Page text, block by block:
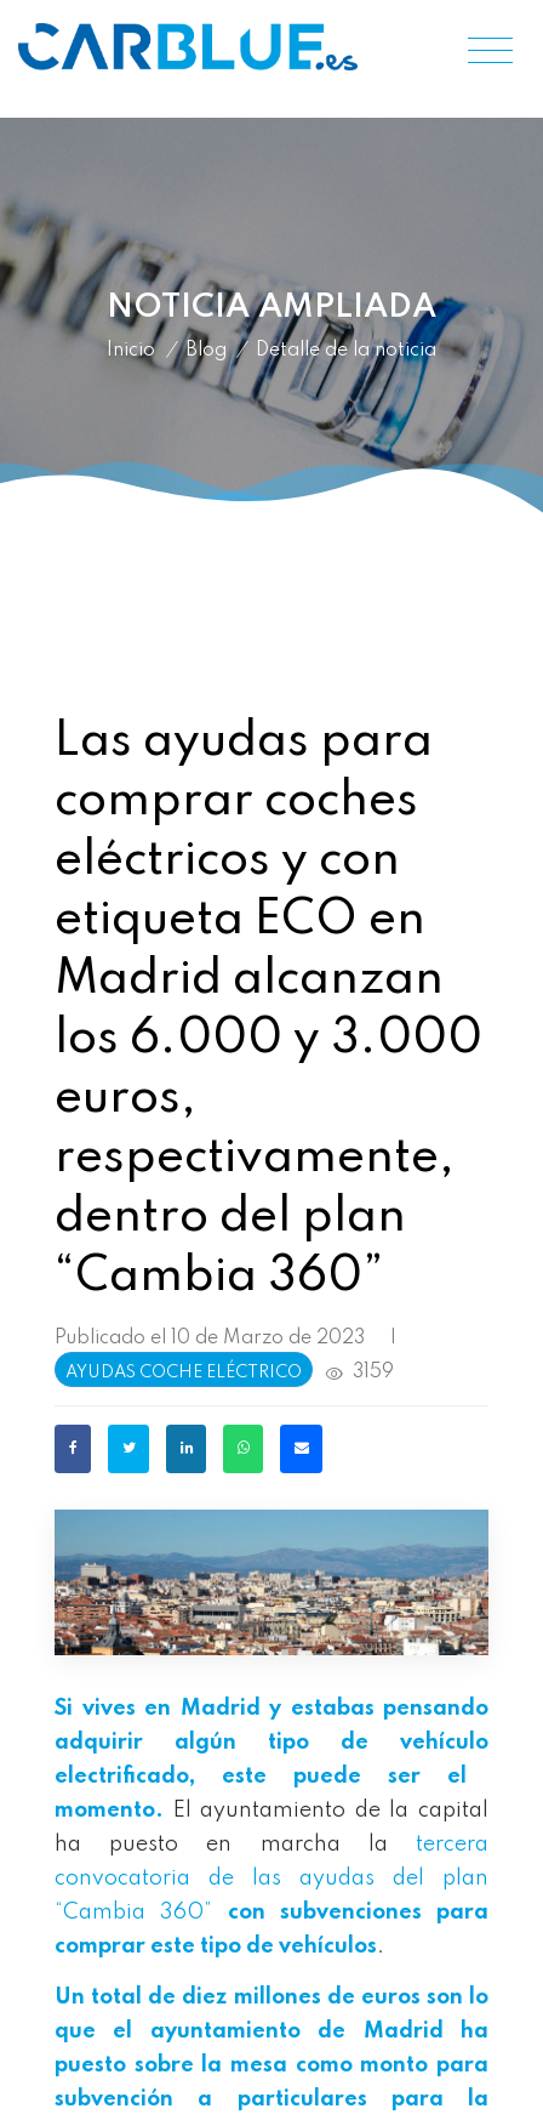
NOTICIA AMPLIADA
Inicio / Blog / Detalle de la noticia
Las ayudas para
comprar coches
eléctricos y con
etiqueta ECO en
Madrid alcanzan
los 6.000 y 3.000
euros,
respectivamente,
dentro del plan
“Cambia 360”
Publicado el 10 de Marzo de 2023 |
AYUDAS COCHE ELÉCTRICO 3159
Si vives en Madrid y estabas pensando
adquirir algún tipo de vehículo
electrificado, este puede ser el
momento.
El ayuntamiento de la capital
ha puesto en marcha la tercera
convocatoria de las ayudas del plan
“Cambia 360”
con subvenciones para
comprar este tipo de vehículos.
Un total de diez millones de euros son lo
que el ayuntamiento de Madrid ha
puesto sobre la mesa como monto para
subvención a particulares para la